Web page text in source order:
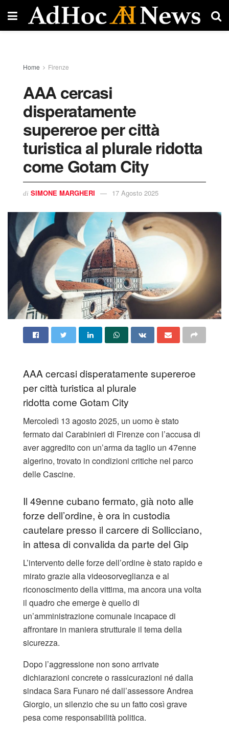
Home Firenze
AAA cercasi
disperatamente
supereroe per città
turistica al plurale ridotta
come Gotam City
di SIMONE MARGHERI 17 Agosto 2025
AAA cercasi disperatamente supereroe
per città turistica al plurale
ridotta come Gotam City
Mercoledì 13 agosto 2025, un uomo è stato
fermato dai Carabinieri di Firenze con l’accusa di
aver aggredito con un’arma da taglio un 47enne
algerino, trovato in condizioni critiche nel parco
delle Cascine.
Il 49enne cubano fermato, già noto alle
forze dell’ordine, è ora in custodia
cautelare presso il carcere di Sollicciano,
in attesa di convalida da parte del Gip
L’intervento delle forze dell’ordine è stato rapido e
mirato grazie alla videosorveglianza e al
riconoscimento della vittima, ma ancora una volta
il quadro che emerge è quello di
un’amministrazione comunale incapace di
affrontare in maniera strutturale il tema della
sicurezza.
Dopo l’aggressione non sono arrivate
dichiarazioni concrete o rassicurazioni né dalla
sindaca Sara Funaro né dall’assessore Andrea
Giorgio, un silenzio che su un fatto così grave
pesa come responsabilità politica.